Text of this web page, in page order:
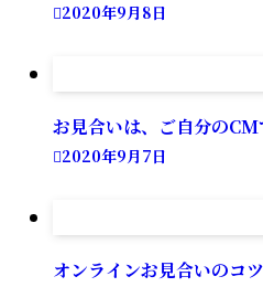
2020年9月8日
お見合いは、ご自分のCM
2020年9月7日
オンラインお見合いのコツ